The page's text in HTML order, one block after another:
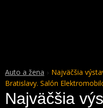
Auto a žena
Najväčšia
Bratislavy. Salón
Najväčšia